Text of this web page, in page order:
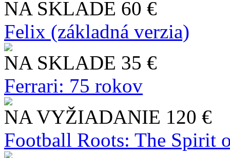
NA SKLADE 60 €
Felix (základná verzia)
NA SKLADE 35 €
Ferrari: 75 rokov
NA VYŽIADANIE 120 €
Football Roots: The Spirit